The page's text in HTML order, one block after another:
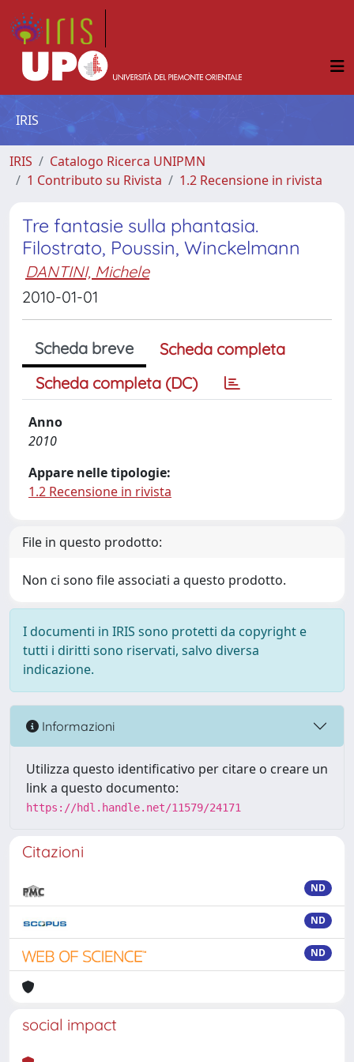
IRIS
IRIS
Catalogo Ricerca UNIPMN
1 Contributo su Rivista
1.2 Recensione in rivista
Tre fantasie sulla phantasia.
Filostrato, Poussin, Winckelmann
DANTINI, Michele
2010-01-01
Scheda breve
Scheda completa
Scheda completa (DC)
Anno
2010
Appare nelle tipologie:
1.2 Recensione in rivista
File in questo prodotto:
Non ci sono file associati a questo prodotto.
I documenti in IRIS sono protetti da copyright e
tutti i diritti sono riservati, salvo diversa
indicazione.
Informazioni
Utilizza questo identificativo per citare o creare un
link a questo documento:
https://hdl.handle.net/11579/24171
Citazioni
ND
ND
ND
social impact